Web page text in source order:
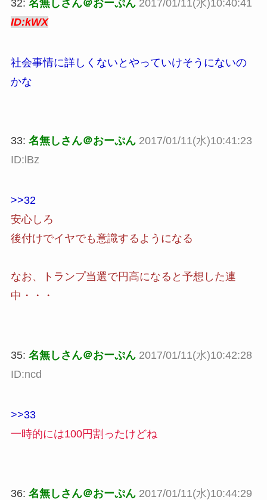
32: 名無しさん＠おーぷん 2017/01/11(水)10:40:41
ID:kWX
社会事情に詳しくないとやっていけそうにないの
かな
33: 名無しさん＠おーぷん 2017/01/11(水)10:41:23
ID:lBz
>>32
安心しろ
後付けでイヤでも意識するようになる
なお、トランプ当選で円高になると予想した連
中・・・
35: 名無しさん＠おーぷん 2017/01/11(水)10:42:28
ID:ncd
>>33
一時的には100円割ったけどね
36: 名無しさん＠おーぷん 2017/01/11(水)10:44:29